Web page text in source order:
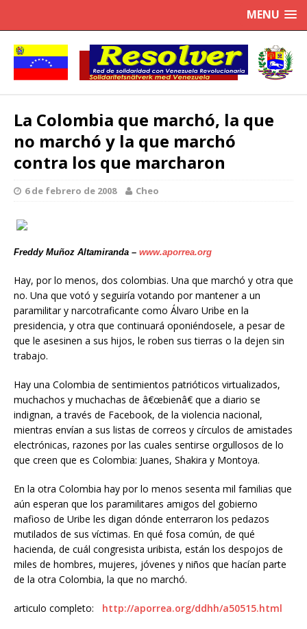
MENU
La Colombia que marchó, la que
no marchó y la que marchó
contra los que marcharon
6 de febrero de 2008 Cheo
Freddy Muñoz Altamiranda – www.aporrea.org
Hay, por lo menos, dos colombias. Una que marchó y otra que
no. Una que votó y seguiría votando por mantener a un
paramilitar y narcotraficante como Álvaro Uribe en la
presidencia, y otra que continuará oponiéndosele, a pesar de
que le asesinen a sus hijos, le roben sus tierras o la dejen sin
trabajo.
Hay una Colombia de sentimientos patrióticos virtualizados,
muchachos y muchachas de â€œbienâ€ que a diario se
indignan, a través de Facebook, de la violencia nacional,
mientras envían a sus listas de correos y círculos de amistades
electrónicas, razones por las cuales sentirse orgullosos de lo
que creen que es Colombia: Juanes, Shakira y Montoya.
En la otra Colombia hay por lo menos sesenta mil familias que
aún esperan que los paramilitares amigos del gobierno
mafioso de Uribe les digan dónde enterraron los pedazos
mutilados de sus víctimas. En qué fosa común, de qué
hacienda, de cuál congresista uribista, están los despojos de
miles de hombres, mujeres, jóvenes y niños que hacían parte
de la otra Colombia, la que no marchó.
articulo completo: http://aporrea.org/ddhh/a50515.html